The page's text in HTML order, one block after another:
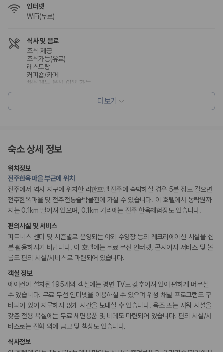
일반자차:
완전자차:보상 한도 내에서 면책금 부담이 줄어드는 보험 조건입니
2000만 고객이 선택한 렌트카 가격비교 플랫폼
카모아는 제주렌트카부터 국내·해외 렌트카까지 비교할 수 있는 렌트카 가
예약 가능 차량
67,123 대
1,829
제주렌트카 가격비교 자주 묻는 질문
Q. 제주렌트카 가격비교는 카모아에서 어떻게 하나요?
A. 대여일, 반납일, 인수 지역을 선택하면 제주도 렌트카 업체별 가격, 차종,
보험 조건, 예약 가능 차량을 한 번에 비교할 수 있습니다.
Q. 제주 렌트카 최저가는 무엇을 기준으로 비교해야 하나요?
Q. 제주공항 근처 렌트카도 비교할 수 있나요?
Q. 제주 렌트카 가격비교 시 보험도 함께 비교할 수 있나요?
Q. 가족 여행에는 어떤 제주 렌트카를 비교해야 하나요?
제주렌트카 가격비교 주요 링크
제주도 렌트카 실시간 최저가 가격비교
제주 렌트카 예약
해외 렌트카 가격비교
인터넷
WiFi(무료)
식사 및 음료
조식 제공
조식가능(유료)
레스토랑
커피숍/카페
채식메뉴 옵션 이용 가능
콘시어지 서비스
웰빙 및 피트니스
피트니스/헬스시설
수영장
키즈
어린이 수영장
비즈니스
연회장
흡연 시설
더보기
숙소 상세 정보
위치정보
전주한옥마을 부근에 위치
전주에서 역사 지구에 위치한 라한호텔 전주에 숙박하실 경우 5분 정도 걸으면
전주한옥마을 및 전주전통술박물관에 가실 수 있습니다. 이 호텔에서 동락원까
지는 0.1km 떨어져 있으며, 0.1km 거리에는 전주 한옥체험장도 있습니다.
편의시설 및 서비스
피트니스 센터 및 시즌별로 운영되는 야외 수영장 등의 레크리에이션 시설을 십
분 활용하시기 바랍니다. 이 호텔에는 무료 무선 인터넷, 콘시어지 서비스 및 볼
룸도 편의 시설/서비스로 마련되어 있습니다.
객실 정보
에어컨이 설치된 195개의 객실에는 평면 TV도 갖추어져 있어 편하게 머무실
수 있습니다. 무료 무선 인터넷을 이용하실 수 있으며 위성 채널 프로그램도 구
비되어 있어 지루하지 않게 시간을 보내실 수 있습니다. 욕조 또는 샤워 시설을
갖춘 전용 욕실에는 무료 세면용품 및 비데도 마련되어 있습니다. 편의 시설/서
비스로는 전화 외에 금고 및 책상도 있습니다.
식사정보